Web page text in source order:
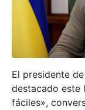
El presidente
destacado este
fáciles»,